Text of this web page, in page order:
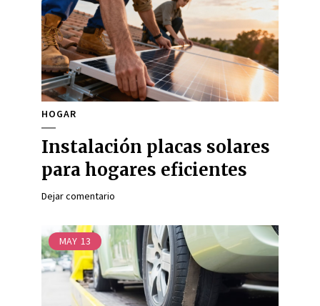
HOGAR
Instalación placas solares
para hogares eficientes
Dejar comentario
MAY 13